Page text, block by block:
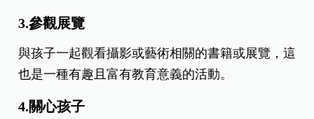
3.參觀展覽
與孩子一起觀看攝影或藝術相關的書籍或展覽，這
也是一種有趣且富有教育意義的活動。
4.關心孩子